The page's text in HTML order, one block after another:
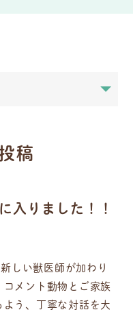
稿
入りました！！
しい獣医師が加わり
メント動物とご家族
う、丁寧な対話を大